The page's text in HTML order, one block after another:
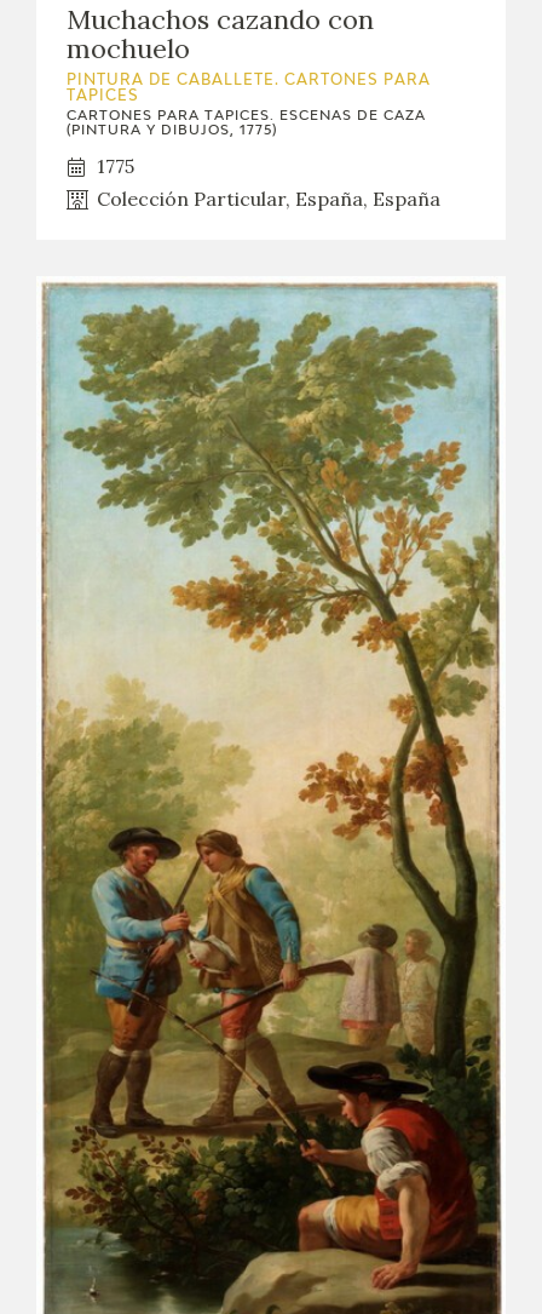
Muchachos cazando con
mochuelo
PINTURA DE CABALLETE. CARTONES PARA
TAPICES
CARTONES PARA TAPICES. ESCENAS DE CAZA
(PINTURA Y DIBUJOS, 1775)
1775
Colección Particular, España, España